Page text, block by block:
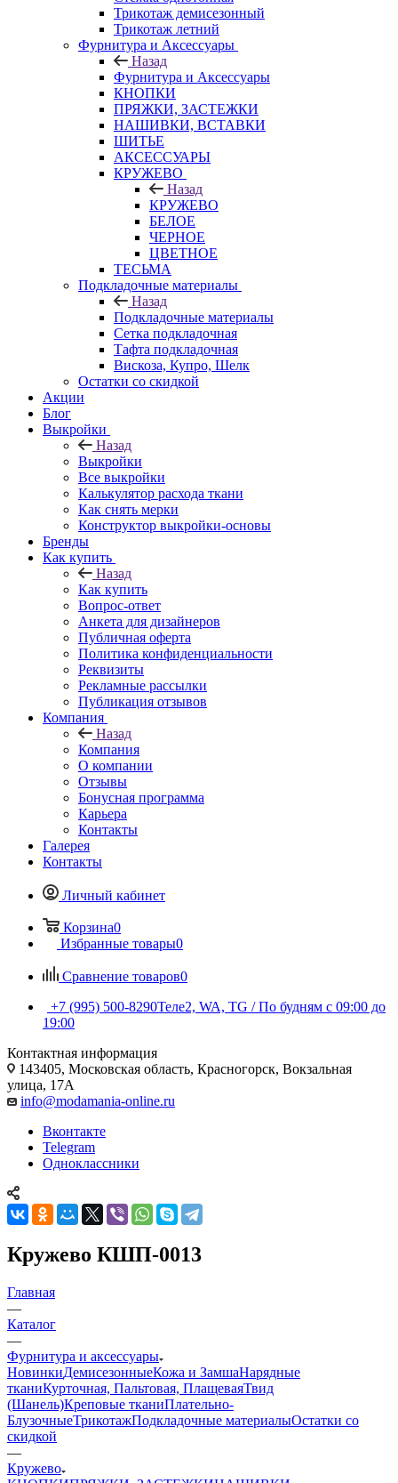
Трикотаж демисезонный
Трикотаж летний
Фурнитура и Аксессуары
Назад
Фурнитура и Аксессуары
КНОПКИ
ПРЯЖКИ, ЗАСТЕЖКИ
НАШИВКИ, ВСТАВКИ
ШИТЬЕ
АКСЕССУАРЫ
КРУЖЕВО
Назад
КРУЖЕВО
БЕЛОЕ
ЧЕРНОЕ
ЦВЕТНОЕ
ТЕСЬМА
Подкладочные материалы
Назад
Подкладочные материалы
Сетка подкладочная
Тафта подкладочная
Вискоза, Купро, Шелк
Остатки со скидкой
Акции
Блог
Выкройки
Назад
Выкройки
Все выкройки
Калькулятор расхода ткани
Как снять мерки
Конструктор выкройки-основы
Бренды
Как купить
Назад
Как купить
Вопрос-ответ
Анкета для дизайнеров
Публичная оферта
Политика конфиденциальности
Реквизиты
Рекламные рассылки
Публикация отзывов
Компания
Назад
Компания
О компании
Отзывы
Бонусная программа
Карьера
Контакты
Галерея
Контакты
Личный кабинет
Корзина0
Избранные товары0
Сравнение товаров0
+7 (995) 500-8290Теле2, WA, TG / По будням c 09:00 до
19:00
Контактная информация
143405, Московская область, Красногорск, Вокзальная
улица, 17А
info@modamania-online.ru
Вконтакте
Telegram
Одноклассники
Кружево КШП-0013
Главная
—
Каталог
—
Фурнитура и аксессуары
НовинкиДемисезонныеКожа и ЗамшаНарядные
тканиКурточная, Пальтовая, ПлащеваяТвид
(Шанель)Креповые тканиПлательно-
БлузочныеТрикотажПодкладочные материалыОстатки со
скидкой
—
Кружево